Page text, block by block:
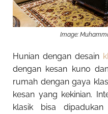
Image:
Hunian dengan desain
dengan kesan kuno
rumah dengan gaya
kesan yang kekinian.
klasik bisa